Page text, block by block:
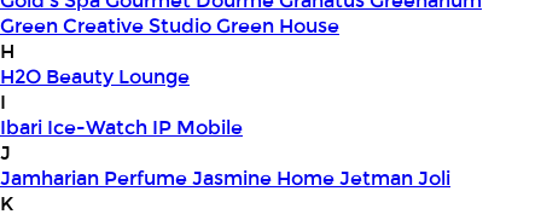
Green Creative StudioGreen House
H
H2O Beauty Lounge
I
Ibari Ice-Watch IP Mobile
J
Jamharian PerfumeJasmine HomeJetmanJoli
K